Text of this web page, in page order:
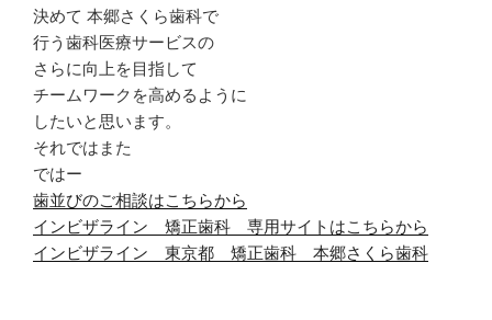
決めて 本郷さくら歯科で
行う歯科医療サービスの
さらに向上を目指して
チームワークを高めるように
したいと思います。
それではまた
ではー
歯並びのご相談はこちらから
インビザライン 矯正歯科 専用サイトはこちらから
インビザライン 東京都 矯正歯科 本郷さくら歯科